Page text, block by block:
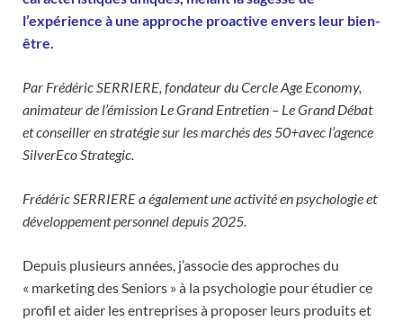
l’expérience à une approche proactive envers leur bien-
être.
Par Frédéric SERRIERE, fondateur du Cercle Age Economy,
animateur de l’émission Le Grand Entretien – Le Grand Débat
et conseiller en stratégie sur les marchés des 50+avec l’agence
SilverEco Strategic.
Frédéric SERRIERE a également une activité en psychologie et
développement personnel depuis 2025.
Depuis plusieurs années, j’associe des approches du
« marketing des Seniors » à la psychologie pour étudier ce
profil et aider les entreprises à proposer leurs produits et